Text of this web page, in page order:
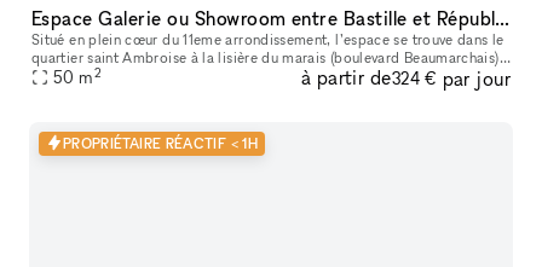
Espace Galerie ou Showroom entre Bastille et République
Situé en plein cœur du 11eme arrondissement, l’espace se trouve dans le
quartier saint Ambroise à la lisière du marais (boulevard Beaumarchais)
et du quartier Rue saint Maur (espace des lumières et s
50 m2 à partir de324 € par jour
PROPRIÉTAIRE RÉACTIF < 1H